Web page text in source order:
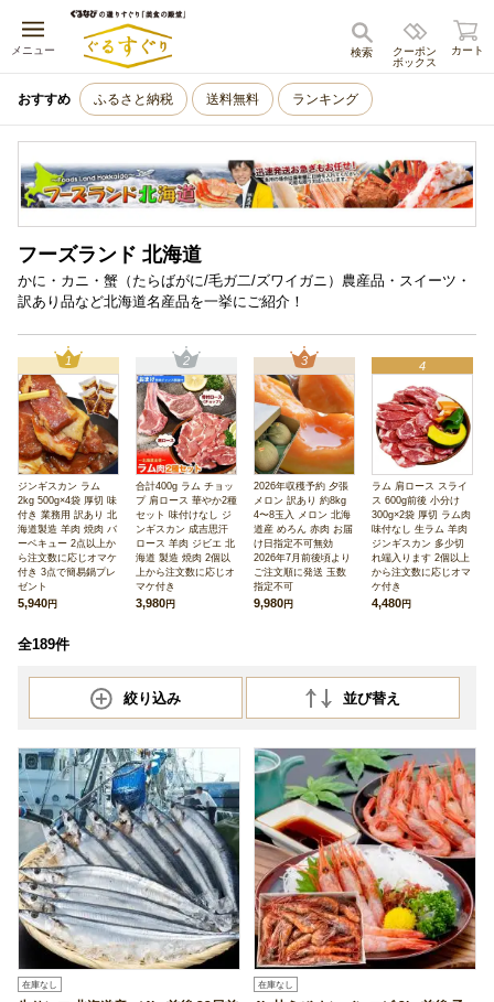
メニュー
キャンセル
クーポン
ボックス
検索 カート
おすすめ ふるさと納税 送料無料 ランキング
フーズランド 北海道
かに・カニ・蟹（たらばがに/毛ガ二/ズワイガニ）農産品・スイーツ・
訳あり品など北海道名産品を一挙にご紹介！
1
ジンギスカン ラム
2kg 500g×4袋 厚切 味
付き 業務用 訳あり 北
海道製造 羊肉 焼肉 バ
ーベキュー 2点以上か
ら注文数に応じオマケ
付き 3点で簡易鍋プレ
ゼント
5,940 円
2
合計400g ラム チョッ
プ 肩ロース 華やか2種
セット 味付けなし ジ
ンギスカン 成吉思汗
ロース 羊肉 ジビエ 北
海道 製造 焼肉 2個以
上から注文数に応じオ
マケ付き
3,980円
3
2026年収穫予約 夕張
メロン 訳あり 約8kg
4〜8玉入 メロン 北海
道産 めろん 赤肉 お届
け日指定不可無効
2026年7月前後頃より
ご注文順に発送 玉数
指定不可
9,980円
4
ラム 肩ロース スライ
ス 600g前後 小分け
300g×2袋 厚切 ラム肉
味付なし 生ラム 羊肉
ジンギスカン 多少切
れ端入ります 2個以上
から注文数に応じオマ
ケ付き
4,480円
全189件
絞り込み 並び替え
在庫なし 在庫なし